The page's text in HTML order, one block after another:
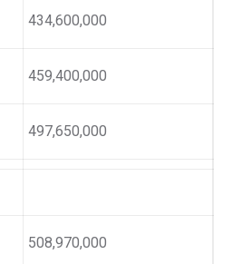
434,600,000
459,400,000
497,650,000
508,970,000